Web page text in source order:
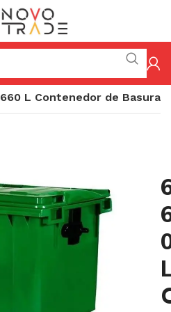
660 L Contenedor de Basura